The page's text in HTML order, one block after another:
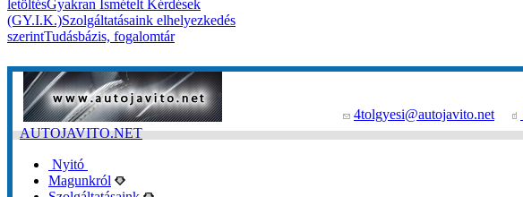
letöltésGyakran Ismételt Kérdések
(GY.I.K.)Szolgáltatásaink elhelyezkedés
szerintTudásbázis, fogalomtár
AUTOJAVITO.NET
4tolgyesi@autojavito.net
Nyitó
Magunkról